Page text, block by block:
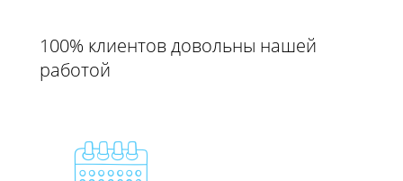
100% клиентов довольны нашей
работой